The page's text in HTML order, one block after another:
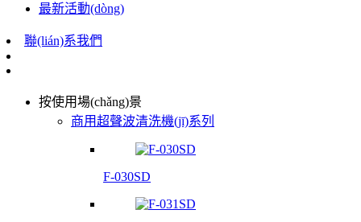
最新活動(dòng)
聯(lián)系我們
按使用場(chǎng)景
商用超聲波清洗機(jī)系列
F-030SD